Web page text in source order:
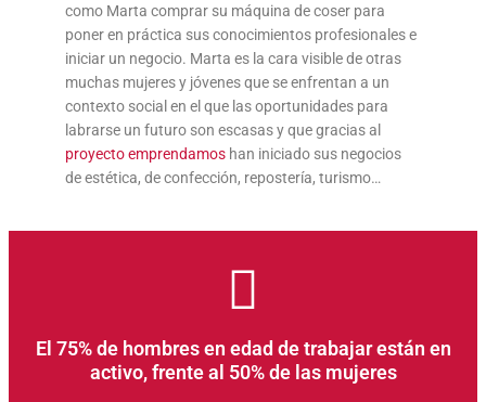
como Marta comprar su máquina de coser para
poner en práctica sus conocimientos profesionales e
iniciar un negocio. Marta es la cara visible de otras
muchas mujeres y jóvenes que se enfrentan a un
contexto social en el que las oportunidades para
labrarse un futuro son escasas y que gracias al
proyecto emprendamos han iniciado sus negocios
de estética, de confección, repostería, turismo…
El 75% de hombres en edad de trabajar están en
activo, frente al 50% de las mujeres